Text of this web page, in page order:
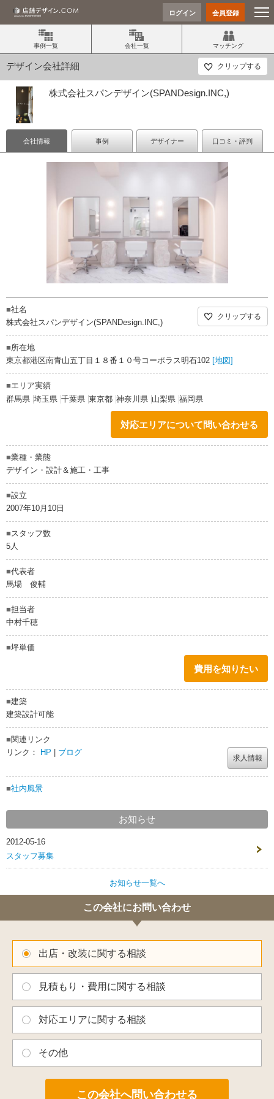
ログイン 会員登録
事例一覧 会社一覧 マッチング
デザイン会社詳細 クリップする
株式会社スパンデザイン(SPANDesign.INC,)
会社情報 事例 デザイナー 口コミ・評判
■社名
株式会社スパンデザイン(SPANDesign.INC,)
クリップする
■所在地
東京都港区南青山五丁目１８番１０号コーポラス明石102 [地図]
■エリア実績
群馬県 埼玉県 千葉県 東京都 神奈川県 山梨県 福岡県
対応エリアについて問い合わせる
■業種・業態
デザイン・設計＆施工・工事
■設立
2007年10月10日
■スタッフ数
5人
■代表者
馬場 俊輔
■担当者
中村千穂
■坪単価
費用を知りたい
■建築
建築設計可能
■関連リンク
リンク：
HP ブログ
求人情報
■社内風景
お知らせ
2012-05-16
スタッフ募集
お知らせ一覧へ
この会社にお問い合わせ
出店・改装に関する相談
見積もり・費用に関する相談
対応エリアに関する相談
その他